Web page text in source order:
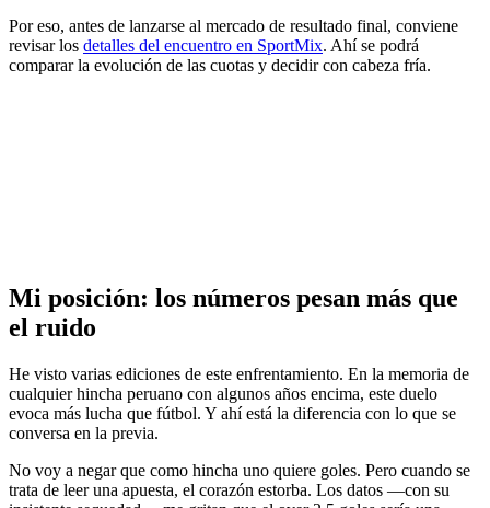
Por eso, antes de lanzarse al mercado de resultado final, conviene
revisar los detalles del encuentro en SportMix. Ahí se podrá
comparar la evolución de las cuotas y decidir con cabeza fría.
Mi posición: los números pesan más que
el ruido
He visto varias ediciones de este enfrentamiento. En la memoria de
cualquier hincha peruano con algunos años encima, este duelo
evoca más lucha que fútbol. Y ahí está la diferencia con lo que se
conversa en la previa.
No voy a negar que como hincha uno quiere goles. Pero cuando se
trata de leer una apuesta, el corazón estorba. Los datos —con su